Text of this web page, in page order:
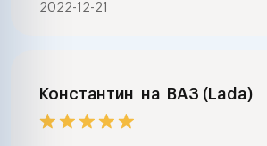
2022-12-21
Константин на ВАЗ (Lada)